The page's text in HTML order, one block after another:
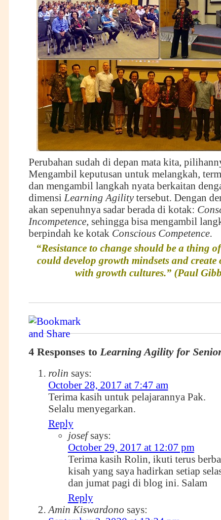
Perubahan sudah di depan mata kita,
Mengambil keputusan untuk melangkah,
dan mengambil langkah nyata berkaitan
dimensi Learning Agilitytersebut. Dengan
akan sepenuhnya sadar berada di kotak:
Incompetence, sehingga bisa mengambil
berpindah ke kotak Conscious Competence.
“Resistance to change should be a thing
could develop growth mindsets and
with growth cultures.” (Paul
4 Responses to Learning Agility for
rolin says:
October 28, 2017 at 7:47 am
Terima kasih untuk pelajarannya Pak.
Selalu menyegarkan.
Reply
josef says:
October 29, 2017 at 12:07 pm
Terima kasih Rolin, ikuti terus
kisah yang saya hadirkan setiap
dan jumat pagi di blog ini. Salam
Reply
Amin Kiswardono says: